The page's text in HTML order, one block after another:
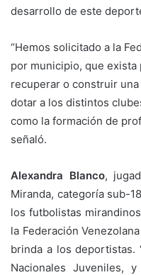
desarrollo de este
“Hemos solicitado a la
por municipio, que
recuperar o construir
dotar a los distintos
como la formación de
señaló.
Alexandra Blanco,
Miranda, categoría sub-
los futbolistas
la Federación
brinda a los deportistas.
Nacionales Juveniles,